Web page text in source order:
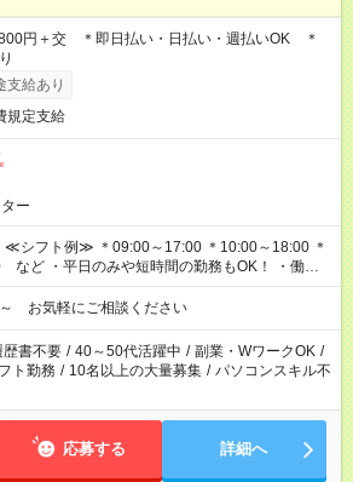
円＋交 ＊即日払い・日払い・週払いOK ＊
支給あり
規定支給
ー
務もOK！ ・働き
相談下さい
～ お気軽にご相談ください
歴書不要 / 40～50代活躍中 / 副業・WワークOK /
ト勤務 / 10名以上の大量募集 / パソコンスキル不
応募する 詳細へ